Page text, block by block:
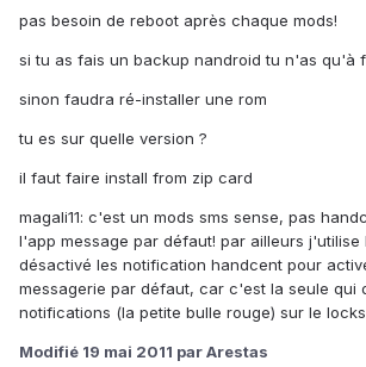
pas besoin de reboot après chaque mods!
si tu as fais un backup nandroid tu n'as qu'à
sinon faudra ré-installer une rom
tu es sur quelle version ?
il faut faire install from zip card
magali11: c'est un mods sms sense, pas
l'app message par défaut! par ailleurs j'utilise
désactivé les notification handcent pour
messagerie par défaut, car c'est la seule qui
notifications (la petite bulle rouge) sur le
Modifié 19 mai 2011 par Arestas